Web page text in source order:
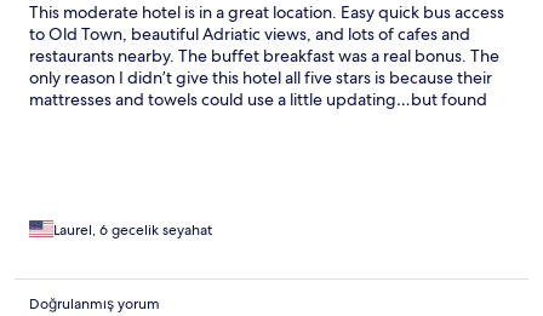
This moderate hotel is in a great location. Easy quick bus access
to Old Town, beautiful Adriatic views, and lots of cafes and
restaurants nearby. The buffet breakfast was a real bonus. The
only reason I didn’t give this hotel all five stars is because their
mattresses and towels could use a little updating…but found
Laurel, 6 gecelik seyahat
Doğrulanmış yorum